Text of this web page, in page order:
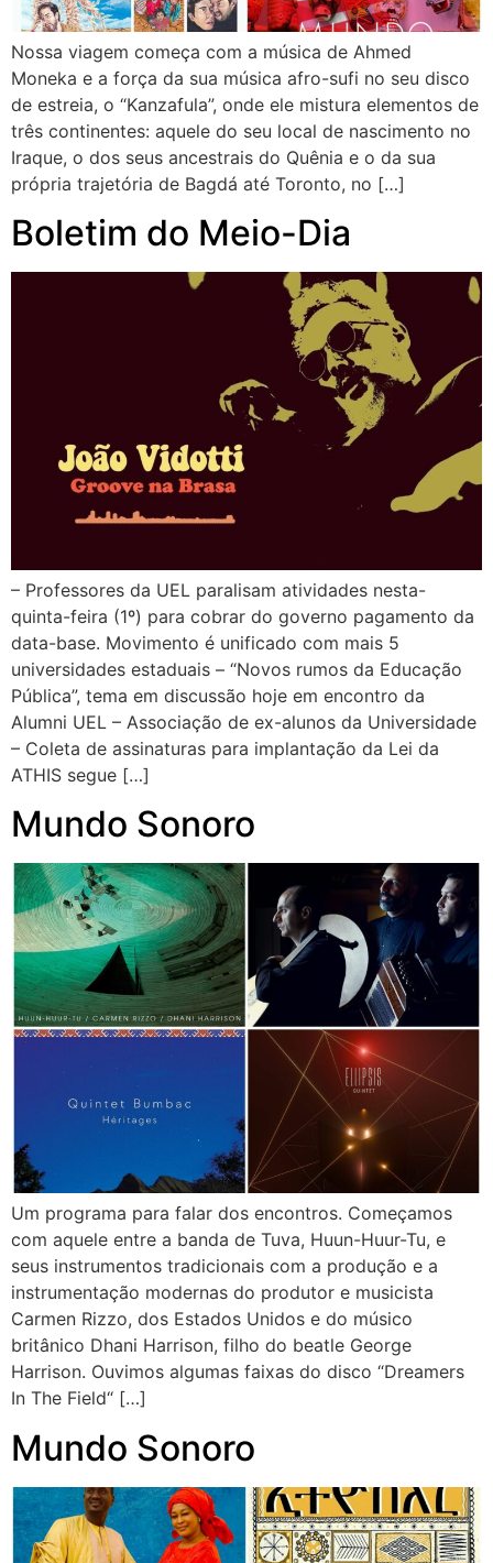
Nossa viagem começa com a música de Ahmed
Moneka e a força da sua música afro-sufi no seu disco
de estreia, o “Kanzafula”, onde ele mistura elementos de
três continentes: aquele do seu local de nascimento no
Iraque, o dos seus ancestrais do Quênia e o da sua
própria trajetória de Bagdá até Toronto, no […]
Boletim do Meio-Dia
– Professores da UEL paralisam atividades nesta-
quinta-feira (1º) para cobrar do governo pagamento da
data-base. Movimento é unificado com mais 5
universidades estaduais – “Novos rumos da Educação
Pública”, tema em discussão hoje em encontro da
Alumni UEL – Associação de ex-alunos da Universidade
– Coleta de assinaturas para implantação da Lei da
ATHIS segue […]
Mundo Sonoro
Um programa para falar dos encontros. Começamos
com aquele entre a banda de Tuva, Huun-Huur-Tu, e
seus instrumentos tradicionais com a produção e a
instrumentação modernas do produtor e musicista
Carmen Rizzo, dos Estados Unidos e do músico
britânico Dhani Harrison, filho do beatle George
Harrison. Ouvimos algumas faixas do disco “Dreamers
In The Field“ […]
Mundo Sonoro